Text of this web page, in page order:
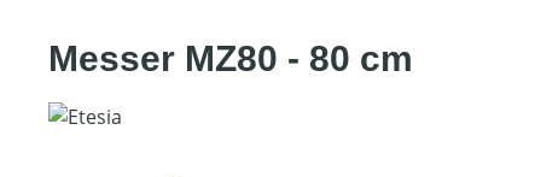
Messer MZ80 - 80 cm